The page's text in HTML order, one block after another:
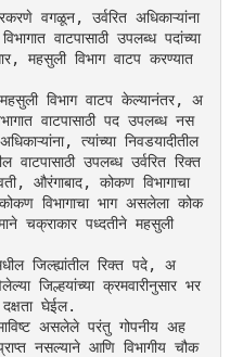
वगळून, उर्वरित अधिकाऱ्यांना
वाटपासाठी उपलब्ध पदांच्या
महसुली विभाग वाटप करण्यात
विभाग वाटप केल्यानंतर, अ
वाटपासाठी पद उपलब्ध नस
त्यांच्या निवडयादीतील
वाटपासाठी उपलब्ध उर्वरित रिक्त
औरंगाबाद, कोकण विभागाचा
विभागाचा भाग असलेला कोक
चक्राकार पध्दतीने महसुली
जिल्ह्यांतील रिक्त पदे, अ
जिल्हयांच्या क्रमवारीनुसार भर
घेईल.
असलेले परंतु गोपनीय अह
नसल्याने आणि विभागीय चौक